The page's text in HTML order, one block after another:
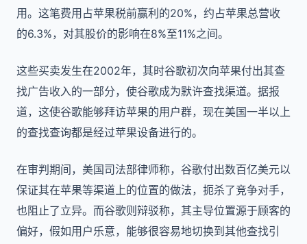
用。这笔费用占苹果税前赢利的20%，约占苹果总营收
的6.3%，对其股价的影响在8%至11%之间。
这些买卖发生在2002年，其时谷歌初次向苹果付出其查
找广告收入的一部分，使谷歌成为默许查找渠道。据报
道，这使谷歌能够拜访苹果的用户群，现在美国一半以上
的查找查询都是经过苹果设备进行的。
在审判期间，美国司法部律师称，谷歌付出数百亿美元以
保证其在苹果等渠道上的位置的做法，扼杀了竞争对手，
也阻止了立异。而谷歌则辩驳称，其主导位置源于顾客的
偏好，假如用户乐意，能够很容易地切换到其他查找引